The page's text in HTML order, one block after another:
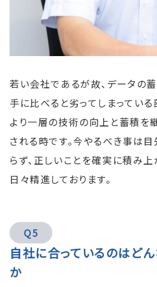
若い会社であるが故、データの
手に比べると劣ってしまっている
より一層の技術の向上と蓄積を
される時です。今やるべき事は
らず、正しいことを確実に積み上
日々精進しております。
Q5
自社に合っているのはど
か